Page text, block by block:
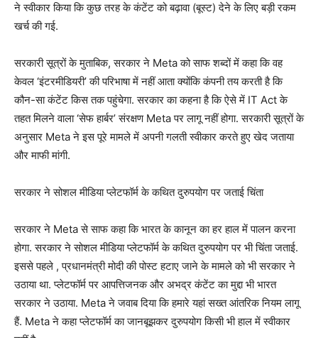
ने स्वीकार किया कि कुछ तरह के कंटेंट को बढ़ावा (बूस्ट) देने के लिए बड़ी रकम
खर्च की गई.
सरकारी सूत्रों के मुताबिक, सरकार ने Meta को साफ शब्दों में कहा कि वह
केवल ‘इंटरमीडियरी’ की परिभाषा में नहीं आता क्योंकि कंपनी तय करती है कि
कौन-सा कंटेंट किस तक पहुंचेगा. सरकार का कहना है कि ऐसे में IT Act के
तहत मिलने वाला ‘सेफ हार्बर’ संरक्षण Meta पर लागू नहीं होगा. सरकारी सूत्रों के
अनुसार Meta ने इस पूरे मामले में अपनी गलती स्वीकार करते हुए खेद जताया
और माफी मांगी.
सरकार ने सोशल मीडिया प्लेटफॉर्म के कथित दुरुपयोग पर जताई चिंता
सरकार ने Meta से साफ कहा कि भारत के कानून का हर हाल में पालन करना
होगा. सरकार ने सोशल मीडिया प्लेटफॉर्म के कथित दुरुपयोग पर भी चिंता जताई.
इससे पहले , प्रधानमंत्री मोदी की पोस्ट हटाए जाने के मामले को भी सरकार ने
उठाया था. प्लेटफॉर्म पर आपत्तिजनक और अभद्र कंटेंट का मुद्दा भी भारत
सरकार ने उठाया. Meta ने जवाब दिया कि हमारे यहां सख्त आंतरिक नियम लागू
हैं. Meta ने कहा प्लेटफॉर्म का जानबूझकर दुरुपयोग किसी भी हाल में स्वीकार